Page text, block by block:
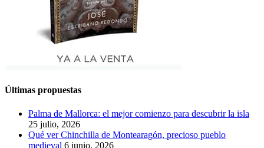
Últimas propuestas
Palma de Mallorca: el mejor comienzo para descubrir la isla
25 julio, 2026
Qué ver Chinchilla de Montearagón, precioso pueblo
medieval 6 junio, 2026